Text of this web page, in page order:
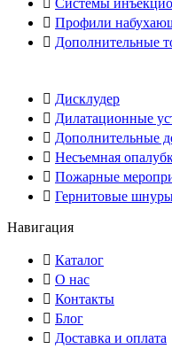
Системы
Профили
Дополнительные
Дисклудер
Дилатационные
Дополнительные
Несъемная
Пожарные
Гернитовые
Навигация
Каталог
О нас
Контакты
Блог
Доставка и оплата